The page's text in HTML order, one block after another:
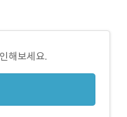
해보세요.